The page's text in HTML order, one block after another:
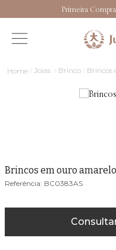
Primeira
Joias Brinco Brincos
Brincos em ouro amarelo
BC0383AS